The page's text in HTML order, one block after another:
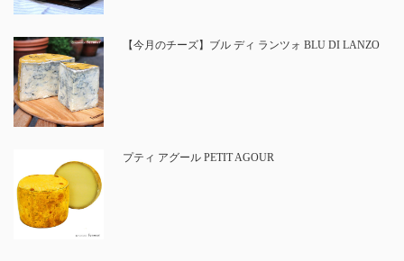
【今月のチーズ】ブル ディ ランツォ BLU DI LANZO
プティ アグール PETIT AGOUR